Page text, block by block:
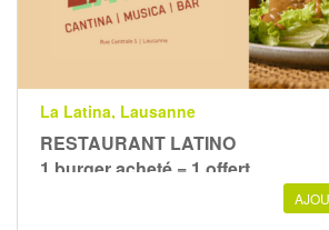
La Latina, Lausanne
RESTAURANT LATINO
1 burger acheté = 1 offert